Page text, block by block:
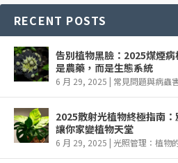
RECENT POSTS
告別植物黑臉：2025煤煙
是農藥，而是生態系統
6 月 29, 2025 | 常見問題與病蟲
2025散射光植物終極指南：
讓你家變植物天堂
6 月 29, 2025 | 光照管理：植物